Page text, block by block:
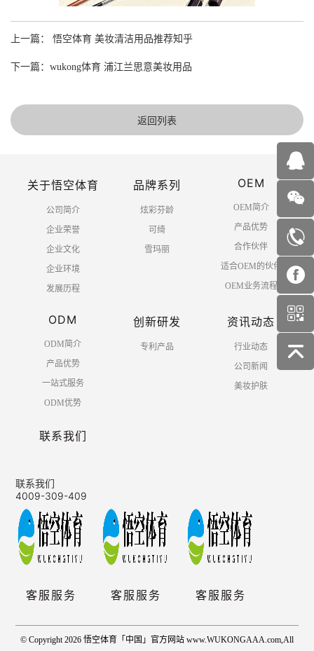
上一篇： 悟空体育 美妆清洁用品推荐知乎
下一篇：wukong体育 浦江兰思意美妆用品
返回列表
关于悟空体育
公司简介
企业荣誉
企业文化
企业环境
发展历程
品牌系列
炫彩芬龄
可绮
雪玛丽
OEM
OEM简介
产品优势
合作伙伴
适合OEM的伙伴
OEM业务流程
ODM
ODM简介
产品优势
一站式服务
ODM优势
创新研发
专利产品
资讯动态
行业动态
公司新闻
美妆护肤
联系我们
联系我们
4009-309-409
客服服务 客服服务 客服服务
© Copyright 2026 悟空体育「中国」官方网站 www.WUKONGAAA.com,All